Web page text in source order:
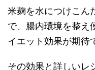
米麹を水につけこん
で、腸内環境を整え
イエット効果が期待
その効果と詳しいレ